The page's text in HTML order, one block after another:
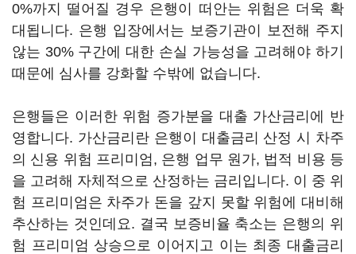
0%까지 떨어질 경우 은행이 떠안는 위험은 더욱 확
대됩니다. 은행 입장에서는 보증기관이 보전해 주지
않는 30% 구간에 대한 손실 가능성을 고려해야 하기
때문에 심사를 강화할 수밖에 없습니다.
은행들은 이러한 위험 증가분을 대출 가산금리에 반
영합니다. 가산금리란 은행이 대출금리 산정 시 차주
의 신용 위험 프리미엄, 은행 업무 원가, 법적 비용 등
을 고려해 자체적으로 산정하는 금리입니다. 이 중 위
험 프리미엄은 차주가 돈을 갚지 못할 위험에 대비해
추산하는 것인데요. 결국 보증비율 축소는 은행의 위
험 프리미엄 상승으로 이어지고 이는 최종 대출금리